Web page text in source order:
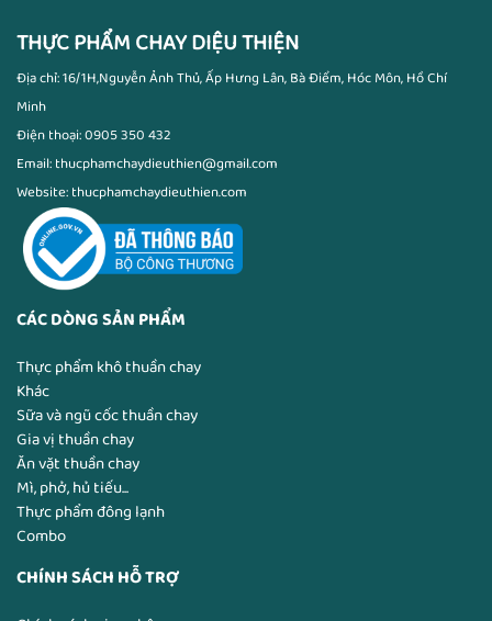
THỰC PHẨM CHAY DIỆU THIỆN
Địa chỉ: 16/1H,Nguyễn Ảnh Thủ, Ấp Hưng Lân, Bà Điểm, Hóc Môn, Hồ Chí
Minh
Điện thoại: 0905 350 432
Email: thucphamchaydieuthien@gmail.com
Website: thucphamchaydieuthien.com
CÁC DÒNG SẢN PHẨM
Thực phẩm khô thuần chay
Khác
Sữa và ngũ cốc thuần chay
Gia vị thuần chay
Ăn vặt thuần chay
Mì, phở, hủ tiếu...
Thực phẩm đông lạnh
Combo
CHÍNH SÁCH HỖ TRỢ